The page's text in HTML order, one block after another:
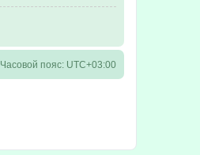
Часовой пояс: UTC+03:00